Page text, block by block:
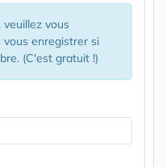
vous
enregistrer si
(C'est gratuit !)